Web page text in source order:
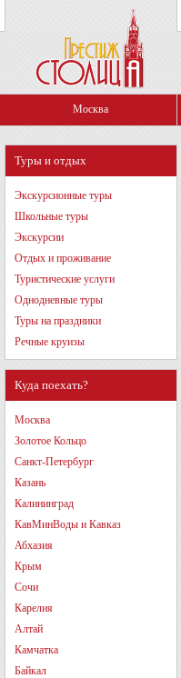
Москва
Туры и отдых
Экскурсионные туры
Школьные туры
Экскурсии
Отдых и проживание
Туристические услуги
Однодневные туры
Туры на праздники
Речные круизы
Куда поехать?
Москва
Золотое Кольцо
Санкт-Петербург
Казань
Калининград
КавМинВоды и Кавказ
Абхазия
Крым
Сочи
Карелия
Алтай
Камчатка
Байкал